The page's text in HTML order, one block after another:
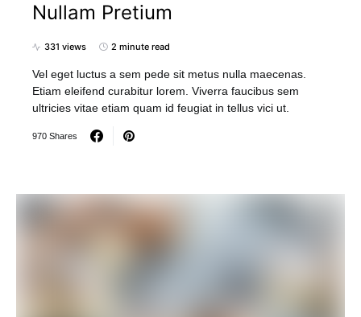
Nullam Pretium
331 views 2 minute read
Vel eget luctus a sem pede sit metus nulla maecenas.
Etiam eleifend curabitur lorem. Viverra faucibus sem
ultricies vitae etiam quam id feugiat in tellus vici ut.
970 Shares